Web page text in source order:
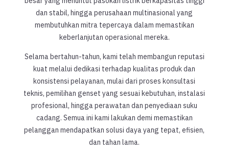
dan stabil, hingga perusahaan multinasional yang
membutuhkan mitra tepercaya dalam memastikan
keberlanjutan operasional mereka.
Selama bertahun-tahun, kami telah membangun reputasi
kuat melalui dedikasi terhadap kualitas produk dan
konsistensi pelayanan, mulai dari proses konsultasi
teknis, pemilihan genset yang sesuai kebutuhan, instalasi
profesional, hingga perawatan dan penyediaan suku
cadang. Semua ini kami lakukan demi memastikan
pelanggan mendapatkan solusi daya yang tepat, efisien,
dan tahan lama.